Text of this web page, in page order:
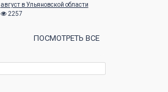
август в Ульяновской области
2257
ПОСМОТРЕТЬ ВСЕ